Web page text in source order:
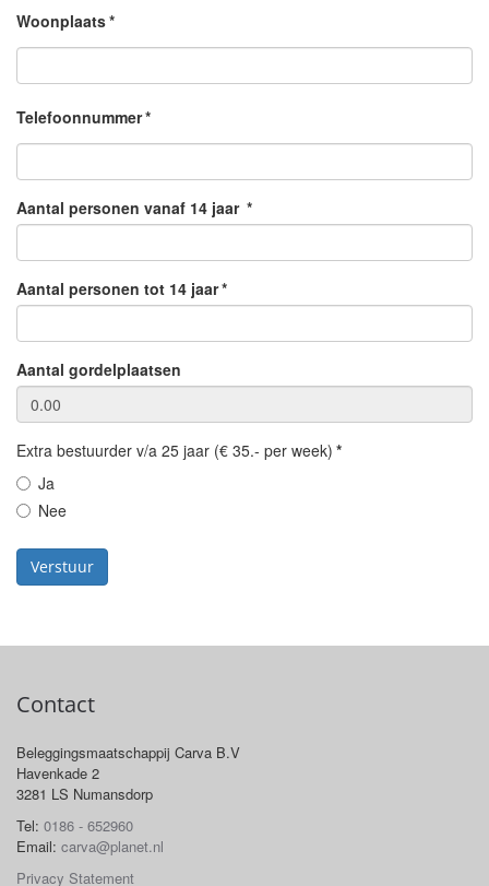
Woonplaats*
Telefoonnummer*
Aantal personen vanaf 14 jaar *
Aantal personen tot 14 jaar*
Aantal gordelplaatsen
Extra bestuurder v/a 25 jaar (€ 35.- per week) *
Ja
Nee
Verstuur
Contact
Beleggingsmaatschappij Carva B.V
Havenkade 2
3281 LS Numansdorp
Tel: 0186 - 652960
Email: carva@planet.nl
Privacy Statement